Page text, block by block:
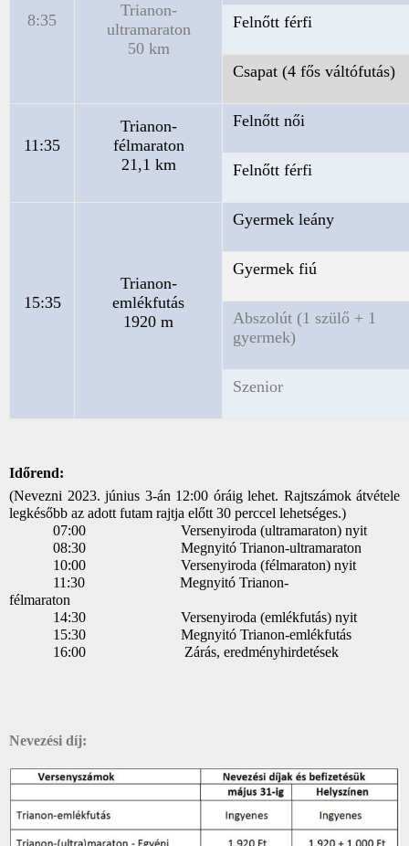
8:35
Trianon-
ultramaraton
50 km
Felnőtt férfi
Csapat (4 fős váltófutás)
11:35
Trianon-
félmaraton
21,1 km
Felnőtt női
Felnőtt férfi
15:35
Trianon-
emlékfutás
1920 m
Gyermek leány
Gyermek fiú
Abszolút (1 szülő + 1
gyermek)
Szenior
Időrend:
(Nevezni 2023. június 3-án 12:00 óráig lehet. Rajtszámok átvétele
legkésőbb az adott futam rajtja előtt 30 perccel lehetséges.)
07:00 Versenyiroda (ultramaraton) nyit
08:30 Megnyitó Trianon-ultramaraton
10:00 Versenyiroda (félmaraton) nyit
11:30 Megnyitó Trianon-
félmaraton
14:30 Versenyiroda (emlékfutás) nyit
15:30 Megnyitó Trianon-emlékfutás
16:00 Zárás, eredményhirdetések
Nevezési díj: